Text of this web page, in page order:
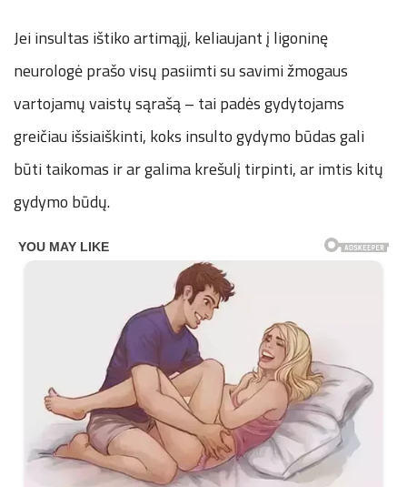
Jei insultas ištiko artimąjį, keliaujant į ligoninę
neurologė prašo visų pasiimti su savimi žmogaus
vartojamų vaistų sąrašą – tai padės gydytojams
greičiau išsiaiškinti, koks insulto gydymo būdas gali
būti taikomas ir ar galima krešulį tirpinti, ar imtis kitų
gydymo būdų.